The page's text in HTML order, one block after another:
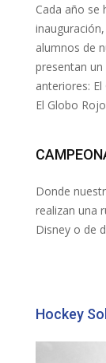
Cada año se
alumnos de
presentan
anteriores: El
El Globo
Donde
realizan una
Disney o de
Hockey